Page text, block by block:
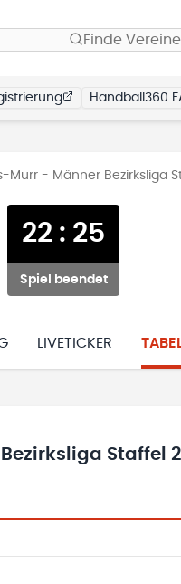
Finde
Handball360
Murr - Männer Bezirksliga
22 : 25
Spiel beendet
LIVETICKER
Staffel 2
und Punkten